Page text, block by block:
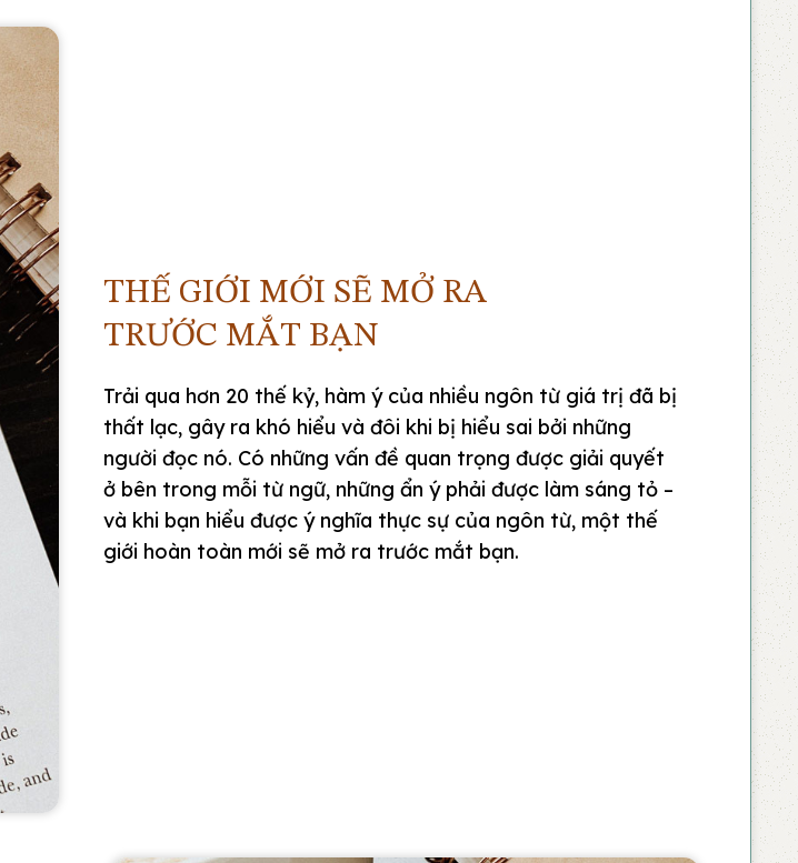
THẾ GIỚI MỚI SẼ MỞ RA
TRƯỚC MẮT BẠN
Trải qua hơn 20 thế kỷ, hàm ý của nhiều ngôn từ giá trị đã bị
thất lạc, gây ra khó hiểu và đôi khi bị hiểu sai bởi những
người đọc nó. Có những vấn đề quan trọng được giải quyết
ở bên trong mỗi từ ngữ, những ẩn ý phải được làm sáng tỏ –
và khi bạn hiểu được ý nghĩa thực sự của ngôn từ, một thế
giới hoàn toàn mới sẽ mở ra trước mắt bạn.